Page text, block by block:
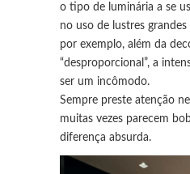
o tipo de luminária a se
no uso de lustres
por exemplo, além da
“desproporcional”, a
ser um incômodo.
Sempre preste atenção
muitas vezes parecem
diferença absurda.